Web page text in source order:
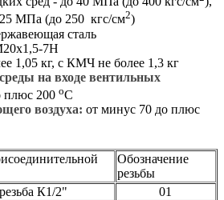
25 МПа (до 250 кгс/см2)
сталь
7Н
1,05 кг, с КМЧ не более 1,3 кг
на входе вентильных
плюс 200 оС
воздуха: от минус 70 до плюс
Обозначение
резьбы
К1/2"
01